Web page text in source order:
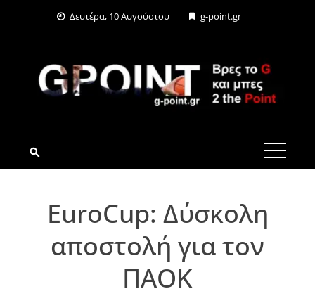
Δευτέρα, 10 Αυγούστου g-point.gr
G-POINT.GR
EuroCup: Δύσκολη
αποστολή για τον
ΠΑΟΚ